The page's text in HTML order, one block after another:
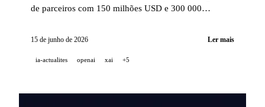
de parceiros com 150 milhões USD e 300 000
integra Grok no Warp, a Kimi acelera seu modelo
Suite e a ElevenLabs abre o Music v2 via API.
15 de junho de 2026 Ler mais
ia-actualites openai xai +5